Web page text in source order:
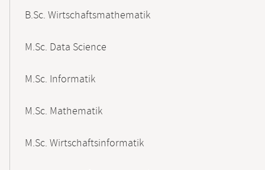
B.Sc. Wirtschaftsmathematik
M.Sc. Data Science
M.Sc. Informatik
M.Sc. Mathematik
M.Sc. Wirtschaftsinformatik